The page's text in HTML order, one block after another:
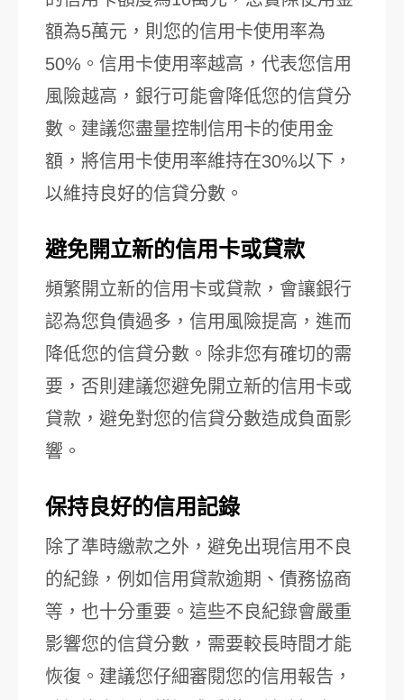
額為5萬元，則您的信用卡使用率為
50%。信用卡使用率越高，代表您信用
風險越高，銀行可能會降低您的信貸分
數。建議您盡量控制信用卡的使用金
額，將信用卡使用率維持在30%以下，
以維持良好的信貸分數。
避免開立新的信用卡或貸款
頻繁開立新的信用卡或貸款，會讓銀行
認為您負債過多，信用風險提高，進而
降低您的信貸分數。除非您有確切的需
要，否則建議您避免開立新的信用卡或
貸款，避免對您的信貸分數造成負面影
響。
保持良好的信用記錄
除了準時繳款之外，避免出現信用不良
的紀錄，例如信用貸款逾期、債務協商
等，也十分重要。這些不良紀錄會嚴重
影響您的信貸分數，需要較長時間才能
恢復。建議您仔細審閱您的信用報告，